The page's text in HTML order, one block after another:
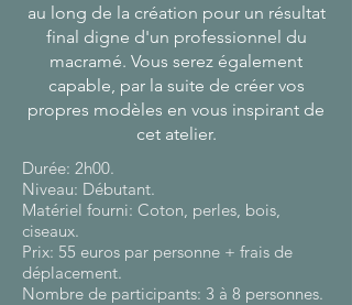
au long de la création pour un résultat
final digne d'un professionnel du
macramé. Vous serez également
capable, par la suite de créer vos
propres modèles en vous inspirant de
cet atelier.
Durée: 2h00.
Niveau: Débutant.
Matériel fourni: Coton, perles, bois,
ciseaux.
Prix: 55 euros par personne + frais de
déplacement.
Nombre de participants: 3 à 8 personnes.